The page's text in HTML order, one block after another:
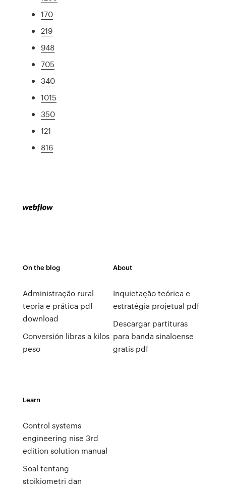
170
219
948
705
340
1015
350
121
816
On the blog
Administração rural
teoria e prática pdf
download
Conversión libras a kilos
peso
About
Inquietação teórica e
estratégia projetual pdf
Descargar partituras
para banda sinaloense
gratis pdf
Learn
Control systems
engineering nise 3rd
edition solution manual
Soal tentang
stoikiometri dan